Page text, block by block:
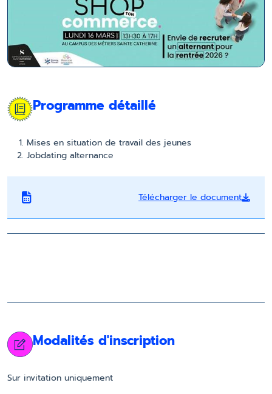
Programme détaillé
Mises en situation de travail des jeunes
Jobdating alternance
Télécharger le document
Modalités d'inscription
Sur invitation uniquement